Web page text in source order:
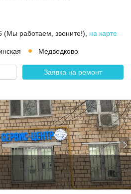
(Мы работаем, звоните!) на карте
Медведково
Заявка на ремонт